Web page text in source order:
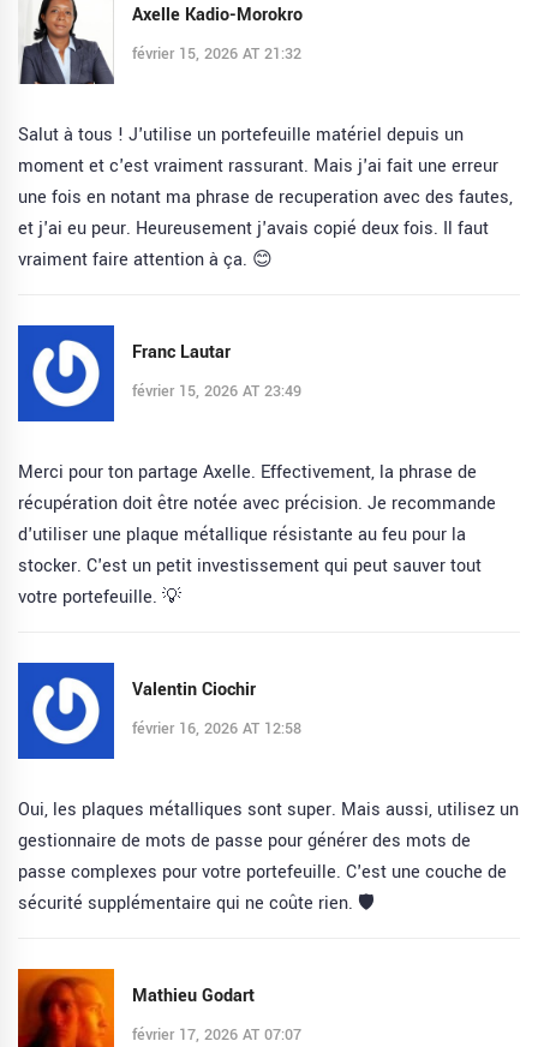
Axelle Kadio-Morokro
février 15, 2026 AT 21:32
Salut à tous ! J'utilise un portefeuille matériel depuis un
moment et c'est vraiment rassurant. Mais j'ai fait une erreur
une fois en notant ma phrase de recuperation avec des fautes,
et j'ai eu peur. Heureusement j'avais copié deux fois. Il faut
vraiment faire attention à ça. 😊
Franc Lautar
février 15, 2026 AT 23:49
Merci pour ton partage Axelle. Effectivement, la phrase de
récupération doit être notée avec précision. Je recommande
d'utiliser une plaque métallique résistante au feu pour la
stocker. C'est un petit investissement qui peut sauver tout
votre portefeuille. 💡
Valentin Ciochir
février 16, 2026 AT 12:58
Oui, les plaques métalliques sont super. Mais aussi, utilisez un
gestionnaire de mots de passe pour générer des mots de
passe complexes pour votre portefeuille. C'est une couche de
sécurité supplémentaire qui ne coûte rien. 🛡️
Mathieu Godart
février 17, 2026 AT 07:07